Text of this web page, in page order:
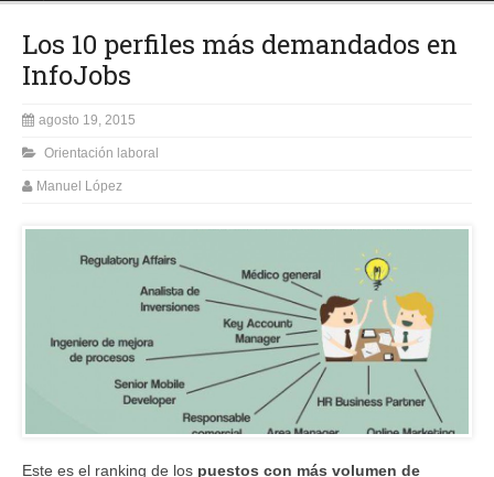
Los 10 perfiles más demandados en
InfoJobs
agosto 19, 2015
Orientación laboral
Manuel López
Este es el ranking de los puestos con más volumen de